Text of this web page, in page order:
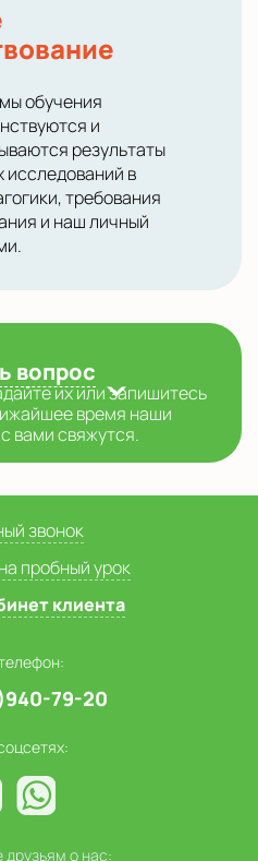
обучения
и
результаты
в
требования
и наш личный
вопрос
их или запишитесь
время наши
вами свяжутся.
звонок
пробный урок
клиента
79-20
друзьям о нас: